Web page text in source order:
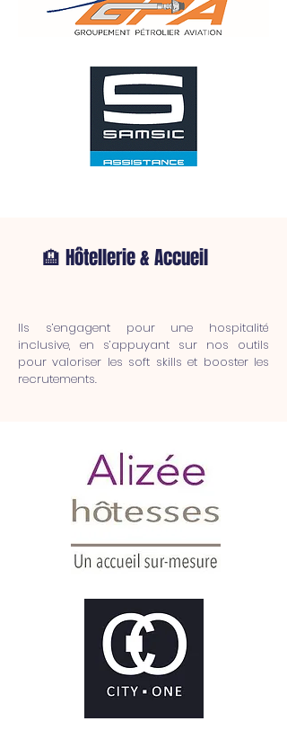
🏨 Hôtellerie & Accueil
Ils s’engagent pour une hospitalité
inclusive, en s’appuyant sur nos outils
pour valoriser les soft skills et booster les
recrutements.